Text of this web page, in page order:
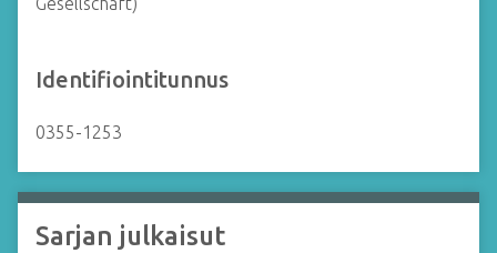
Identifiointitunnus
0355-1253
Sarjan julkaisut